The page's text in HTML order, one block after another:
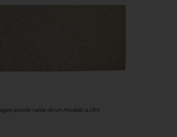
puede variar de un modelo a otro